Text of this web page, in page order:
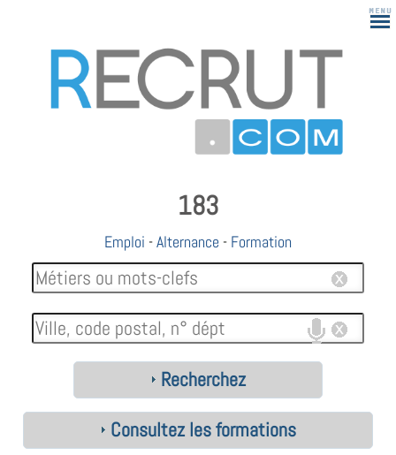
183
Emploi -Alternance - Formation
Recherchez
Consultez les formations